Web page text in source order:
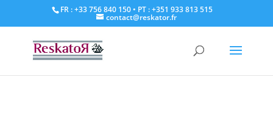
FR : +33 756 840 150• PT : +351 933 813 515
contact@reskator.fr